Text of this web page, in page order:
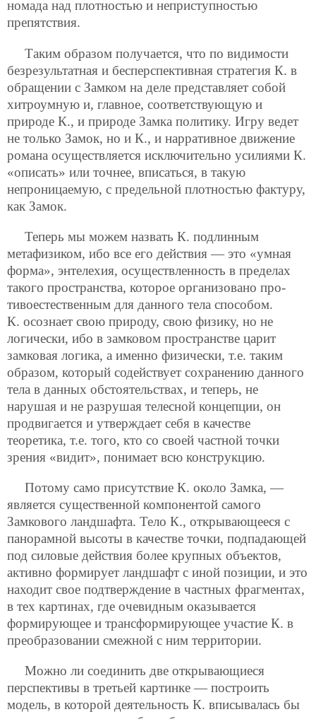
номада над плотностью и неприступностью
препятствия.
Таким образом получается, что по видимости
безрезультатная и бесперспективная стратегия К. в
обращении с Замком на деле представляет собой
хитроумную и, главное, соответствующую и
природе К., и природе Замка политику. Игру ведет
не только Замок, но и К., и нарративное движение
романа осуществляется исключительно усилиями К.
«описать» или точнее, вписаться, в такую
непроницаемую, с предельной плотностью фактуру,
как Замок.
Теперь мы можем назвать К. подлинным
метафизиком, ибо все его действия — это «умная
форма», энтелехия, осуществленность в пределах
такого пространства, которое организовано про-
тивоестественным для данного тела способом.
К. осознает свою природу, свою физику, но не
логически, ибо в замковом пространстве царит
замковая логика, а именно физически, т.е. таким
образом, который содействует сохранению данного
тела в данных обстоятельствах, и теперь, не
нарушая и не разрушая телесной концепции, он
продвигается и утверждает себя в качестве
теоретика, т.е. того, кто со своей частной точки
зрения «видит», понимает всю конструкцию.
Потому само присутствие К. около Замка, —
является существенной компонентой самого
Замкового ландшафта. Тело К., открывающееся с
панорамной высоты в качестве точки, подпадающей
под силовые действия более крупных объектов,
активно формирует ландшафт с иной позиции, и это
находит свое подтверждение в частных фрагментах,
в тех картинах, где очевидным оказывается
формирующее и трансформирующее участие К. в
преобразовании смежной с ним территории.
Можно ли соединить две открывающиеся
перспективы в третьей картинке — построить
модель, в которой деятельность К. вписывалась бы